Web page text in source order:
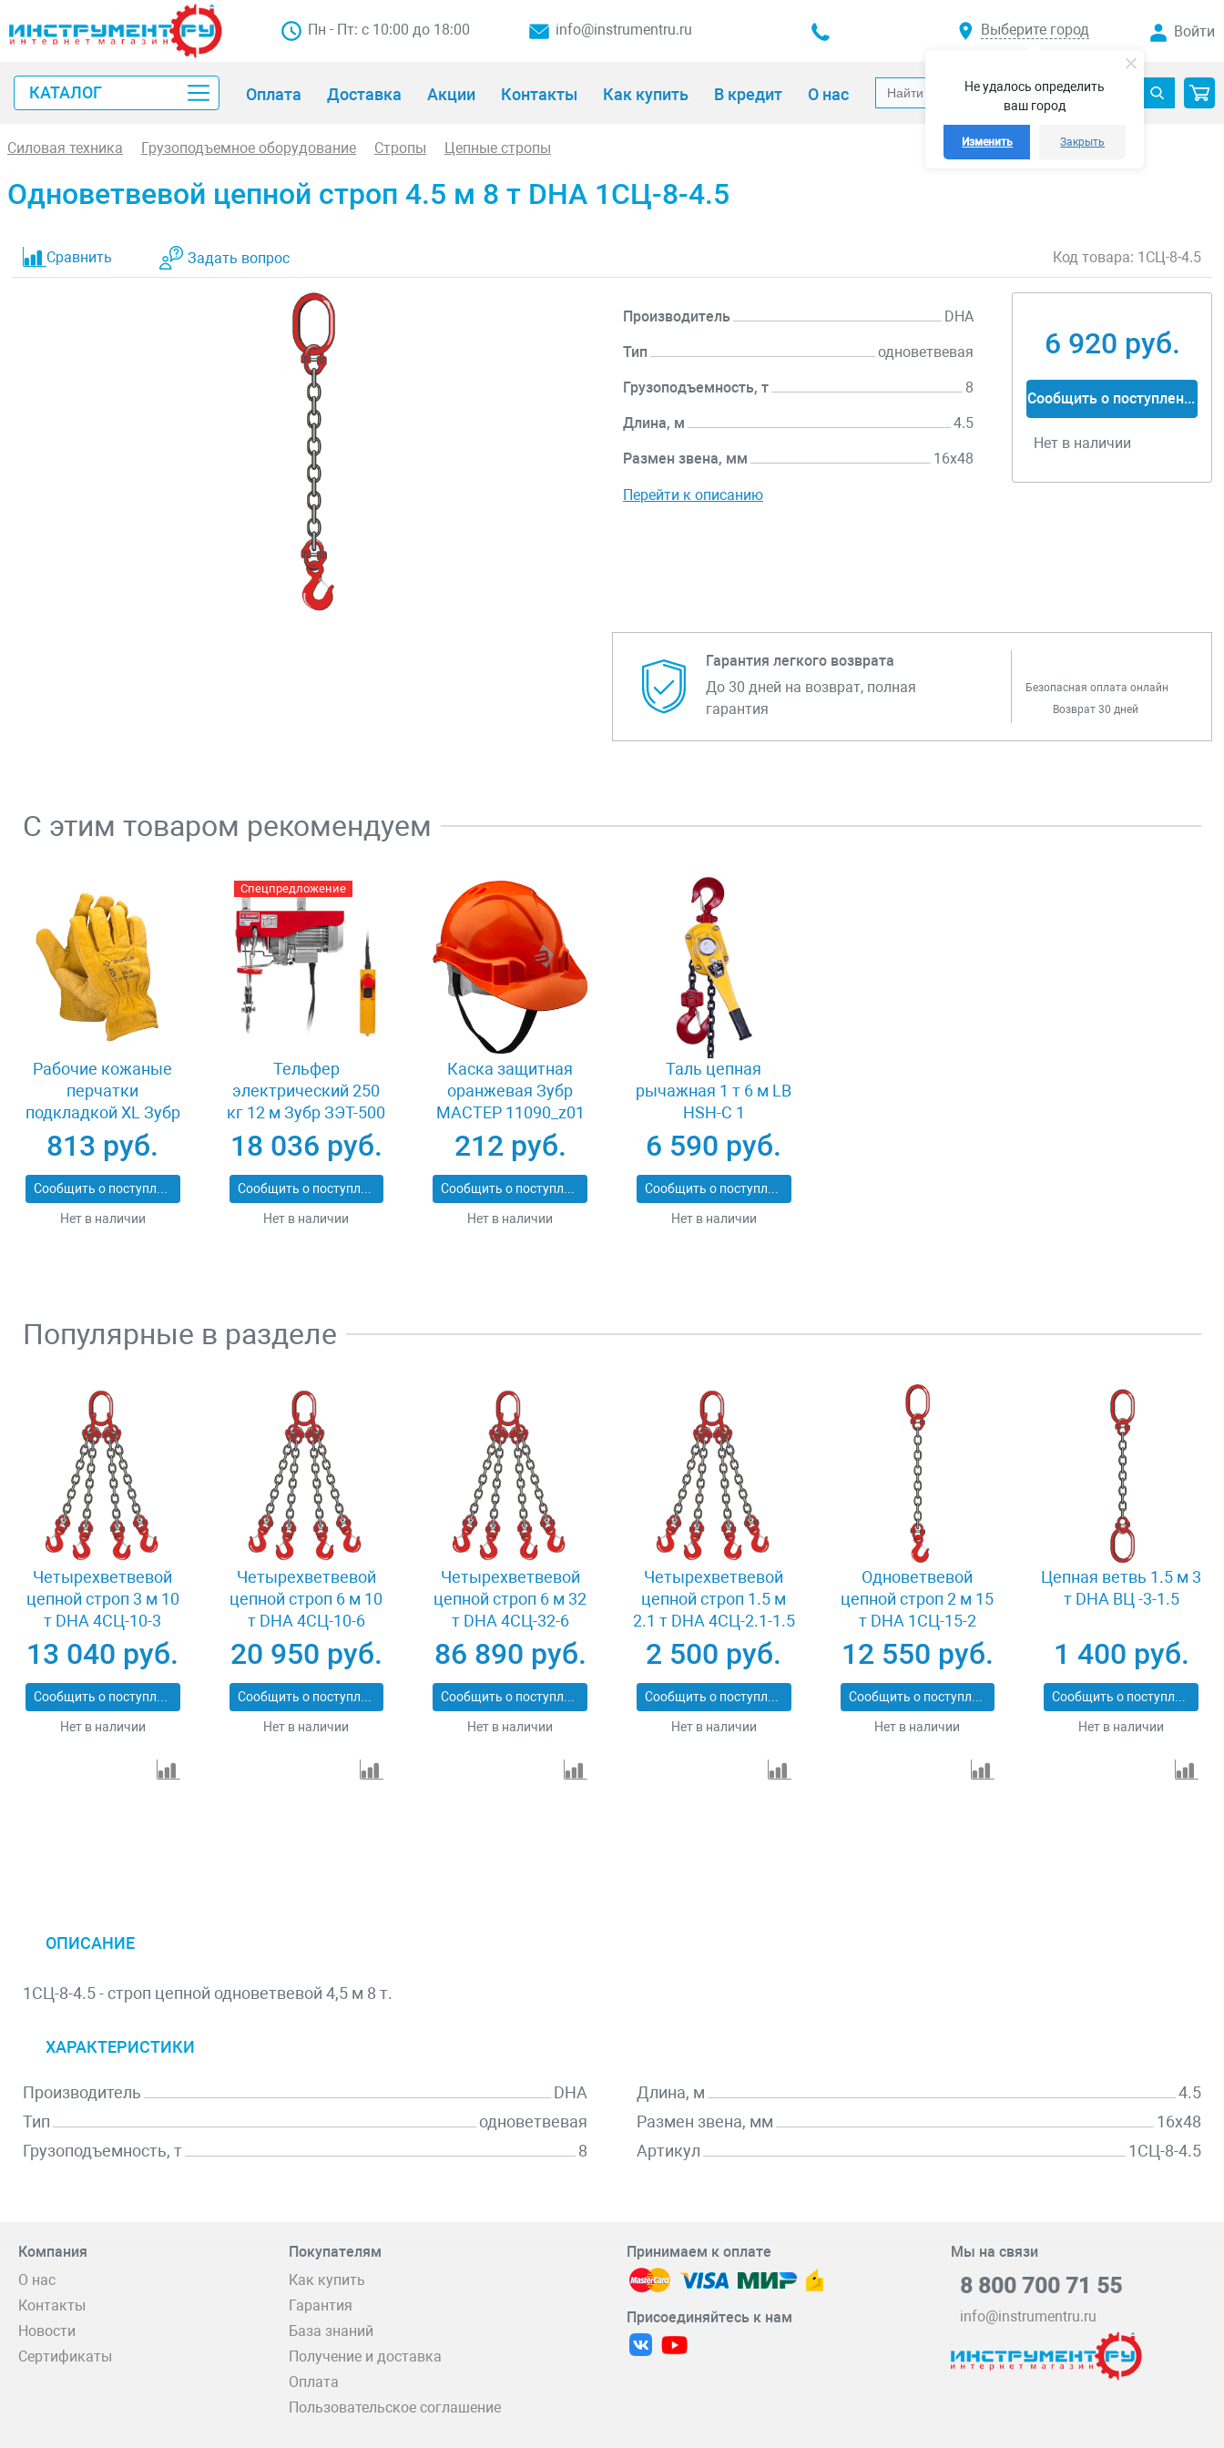
Не удалось определить
ваш город
Изменить Закрыть
Пн - Пт: с 10:00 до 18:00 info@instrumentru.ru Выберите город Войти
КАТАЛОГ Оплата Доставка Акции Контакты Как купить В кредит О нас
Силовая техника Грузоподъемное оборудование Стропы Цепные стропы
Одноветвевой цепной строп 4.5 м 8 т DHA 1СЦ-8-4.5
Сравнить Задать вопрос Код товара: 1СЦ-8-4.5
Производитель DHA
Тип одноветвевая
Грузоподъемность, т 8
Длина, м 4.5
Размен звена, мм 16х48
Перейти к описанию
6 920 руб.
Сообщить о поступлении
Нет в наличии
Гарантия легкого возврата
До 30 дней на возврат, полная
гарантия
Безопасная оплата онлайн
Возврат 30 дней
С этим товаром рекомендуем
Рабочие кожаные
перчатки
подкладкой XL Зубр
МАСТЕР 1135-XL
813 руб.
Сообщить о поступлении
Нет в наличии
Спецпредложение
Тельфер
электрический 250
кг 12 м Зубр ЗЭТ-500
18 036 руб.
Сообщить о поступлении
Нет в наличии
Каска защитная
оранжевая Зубр
МАСТЕР 11090_z01
212 руб.
Сообщить о поступлении
Нет в наличии
Таль цепная
рычажная 1 т 6 м LB
HSH-C 1
6 590 руб.
Сообщить о поступлении
Нет в наличии
Популярные в разделе
Четырехветвевой
цепной строп 3 м 10
т DHA 4СЦ-10-3
13 040 руб.
Сообщить о поступлении
Нет в наличии
Четырехветвевой
цепной строп 6 м 10
т DHA 4СЦ-10-6
20 950 руб.
Сообщить о поступлении
Нет в наличии
Четырехветвевой
цепной строп 6 м 32
т DHA 4СЦ-32-6
86 890 руб.
Сообщить о поступлении
Нет в наличии
Четырехветвевой
цепной строп 1.5 м
2.1 т DHA 4СЦ-2.1-1.5
2 500 руб.
Сообщить о поступлении
Нет в наличии
Одноветвевой
цепной строп 2 м 15
т DHA 1СЦ-15-2
12 550 руб.
Сообщить о поступлении
Нет в наличии
Цепная ветвь 1.5 м 3
т DHA ВЦ -3-1.5
1 400 руб.
Сообщить о поступлении
Нет в наличии
ОПИСАНИЕ
1СЦ-8-4.5 - строп цепной одноветвевой 4,5 м 8 т.
ХАРАКТЕРИСТИКИ
Производитель
DHA
Тип
одноветвевая
Грузоподъемность, т
8
Длина, м
4.5
Размен звена, мм
16х48
Артикул
1СЦ-8-4.5
Компания
О нас
Контакты
Новости
Сертификаты
Покупателям
Как купить
Гарантия
База знаний
Получение и доставка
Оплата
Пользовательское соглашение
Принимаем к оплате
Присоединяйтесь к нам
Мы на связи
8 800 700 71 55
info@instrumentru.ru